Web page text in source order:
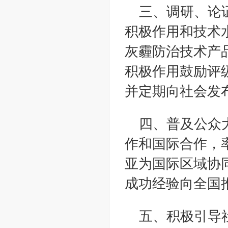
三、调研、论
积极作用和技术
灰霾防治技术产
积极作用鼓励评
并定期向社会发
四、普及公众
作和国际合作，
亚为国际区域协
成功经验向全国
五、积极引导